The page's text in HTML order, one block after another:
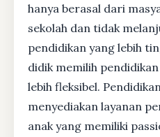
hanya berasal dari
sekolah dan tidak
pendidikan yang lebih
didik memilih
lebih fleksibel.
menyediakan layanan
anak yang memiliki